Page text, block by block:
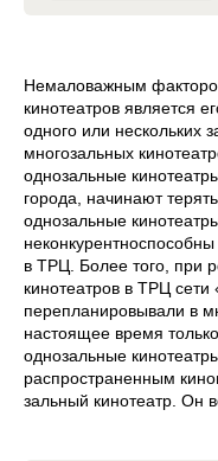
Немаловажным
кинотеатров является
одного или нескольких
многозальных
однозальные
города, начинают
однозальные
в ТРЦ. Более того, при
кинотеатров в ТРЦ
перепланировывали в
настоящее время
однозальные
распространенным
зальный кинотеатр. Он